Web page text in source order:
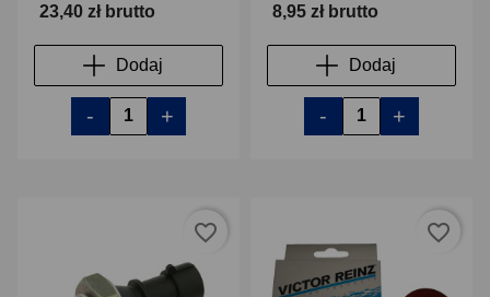
23,40 zł brutto
Dodaj
- +
8,95 zł brutto
Dodaj
- +
favorite_border favorite_border